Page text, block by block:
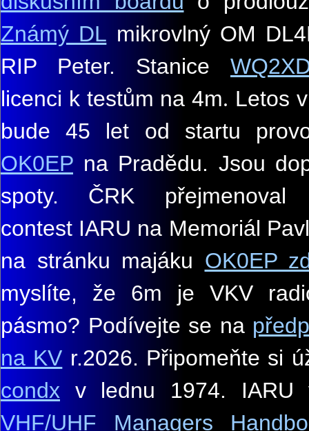
Známý DL mikrovlný OM
RIP Peter. Stanice
licenci k testům na 4m. Letos
bude 45 let od startu
OK0EP na Pradědu. Jsou
spoty. ČRK přejmenoval
contest IARU na Memoriál
na stránku majáku OK0EP
myslíte, že 6m je VKV
pásmo? Podívejte se na
na KV r.2026. Připomeňte si
condx v lednu 1974. IARU
VHF/UHF Managers